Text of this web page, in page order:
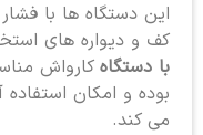
این دستگاه ها با فشار
کف و دیواره های
با دستگاهکارواش
بوده و امکان
می کند.